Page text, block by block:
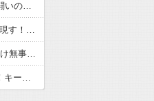
【TOUGH2】36話感想 キー坊vsラン、ついに闘いのゴングが鳴る！
【キン肉マン】540話感想 ついに刻の神が姿を現す！そしてピノという謎の女超人？も登場
【彼岸島48日後…】490話感想 鬼面三人衆を退け無事都外へ進出成功！給水車破壊作戦へ
【TOUGH2】35話感想 ギャルアッドが再登場！キー坊とスパーして試合のセコンドに！？